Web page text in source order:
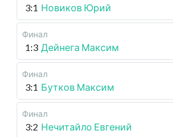
3:1 Новиков Юрий
Финал
1:3 Дейнега Максим
Финал
3:1 Бутков Максим
Финал
3:2 Нечитайло Евгений